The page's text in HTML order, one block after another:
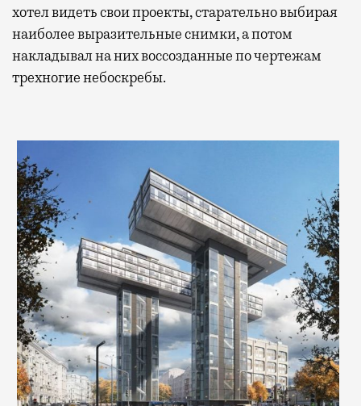
хотел видеть свои проекты, старательно выбирая
наиболее выразительные снимки, а потом
накладывал на них воссозданные по чертежам
трехногие небоскребы.